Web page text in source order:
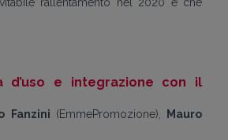
d’uso e integrazione con il
Fanzini (EmmePromozione),
Mauro